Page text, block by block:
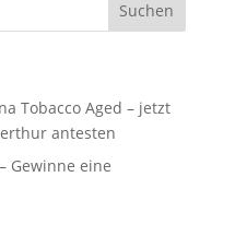
Tobacco Aged – jetzt
antesten
Gewinne eine